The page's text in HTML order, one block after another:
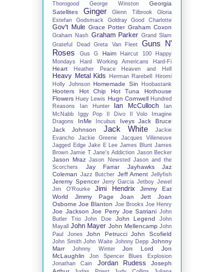
Thorogood
George Winston
Georgia
Satellites
Ginger Glenn Tilbrook
Gloria
Estefan
Godsmack Goldray Good Charlotte
Gov't Mule Grace Potter Graham Coxon
Graham Nash Graham Parker Grand Slam
Grateful Dead
Greta Van Fleet
Guns N'
Roses
Gus G Haim Haircut 100
Happy
Mondays
Hard Working Americans Hard-Fi
Heart Heather Peace Heaven and Hell
Heavy Metal Kids Herman Rarebell
Hiromi
Holly Johnson Homemade Sin Hoobastank
Hooters Hot Chip Hot Tuna
Hothouse
Flowers Huey Lewis Hugn Cornwell Hundred
Reasons
Ian Hunter Ian McCulloch
Ian
McNabb
Iggy Pop Il Divo Il Volo
Imagine
Dragons
InMe Incubus Iveys
Jack Bruce
Jack Johnson
Jack White
Jackie
Evancho
Jackie Greene
Jacques Villeneuve
Jagged Edge Jake E Lee James Blunt James
Brown Jamie T Jane's Addiction Jason Becker
Jason Mraz Jason Newsted Jason and the
Scorchers
Jay Farrar Jayhawks
Jaz
Coleman Jazz Butcher Jeff Ament Jellyfish
Jeremy Spencer Jerry Garcia Jetboy Jewel
Jim O'Rourke
Jimi Hendrix
Jimmy Eat
World
Jimmy Page Joan Jett
Joan
Osborne Joe Blanton Joe Brooks Joe Henry
Joe Jackson Joe Perry Joe Satriani John
Butler Trio
John Doe John Legend
John
Mayall
John Mayer John Mellencamp John
Paul Jones
John Petrucci John Scofield
John Smith John Waite Johnny Depp Johnny
Marr
Johnny Winter Jon Lord
Jon
McLaughlin
Jon Spencer Blues Explosion
Jonathan Cain
Jordan Rudess
Joseph